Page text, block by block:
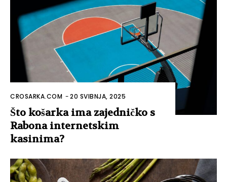
CROSARKA.COM -20 SVIBNJA, 2025
Što košarka ima zajedničko s
Rabona internetskim
kasinima?